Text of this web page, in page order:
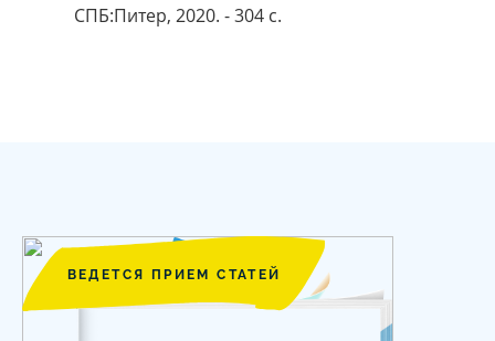
СПБ:Питер, 2020. - 304 c.
ВЕДЕТСЯ ПРИЕМ СТАТЕЙ